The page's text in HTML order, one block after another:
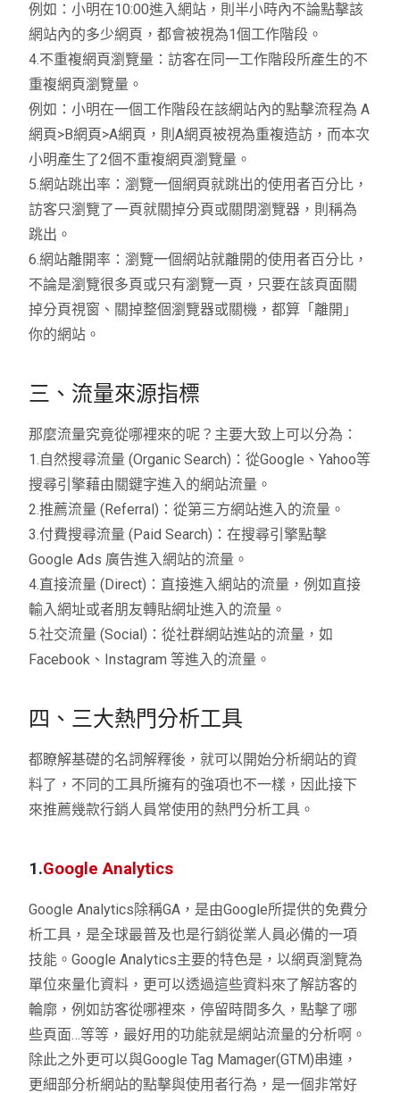
例如：小明在10:00進入網站，則半小時內不論點擊該
網站內的多少網頁，都會被視為1個工作階段。
4.不重複網頁瀏覽量：訪客在同一工作階段所產生的不
重複網頁瀏覽量。
例如：小明在一個工作階段在該網站內的點擊流程為 A
網頁>B網頁>A網頁，則A網頁被視為重複造訪，而本次
小明產生了2個不重複網頁瀏覽量。
5.網站跳出率：瀏覽一個網頁就跳出的使用者百分比，
訪客只瀏覽了一頁就關掉分頁或關閉瀏覽器，則稱為
跳出。
6.網站離開率：瀏覽一個網站就離開的使用者百分比，
不論是瀏覽很多頁或只有瀏覽一頁，只要在該頁面關
掉分頁視窗、關掉整個瀏覽器或關機，都算「離開」
你的網站。
三、流量來源指標
那麼流量究竟從哪裡來的呢？主要大致上可以分為：
1.自然搜尋流量 (Organic Search)：從Google、Yahoo等
搜尋引擎藉由關鍵字進入的網站流量。
2.推薦流量 (Referral)：從第三方網站進入的流量。
3.付費搜尋流量 (Paid Search)：在搜尋引擎點擊
Google Ads 廣告進入網站的流量。
4.直接流量 (Direct)：直接進入網站的流量，例如直接
輸入網址或者朋友轉貼網址進入的流量。
5.社交流量 (Social) ：從社群網站進站的流量，如
Facebook 、 Instagram 等進入的流量。
四、三大熱門分析工具
都瞭解基礎的名詞解釋後，就可以開始分析網站的資
料了，不同的工具所擁有的強項也不一樣，因此接下
來推薦幾款行銷人員常使用的熱門分析工具。
1.Google Analytics
Google Analytics除稱GA ，是由Google所提供的免費分
析工具，是全球最普及也是行銷從業人員必備的一項
技能。Google Analytics主要的特色是，以網頁瀏覽為
單位來量化資料，更可以透過這些資料來了解訪客的
輪廓，例如訪客從哪裡來，停留時間多久，點擊了哪
些頁面…等等，最好用的功能就是網站流量的分析啊。
除此之外更可以與Google Tag Mamager(GTM)串連，
更細部分析網站的點擊與使用者行為，是一個非常好